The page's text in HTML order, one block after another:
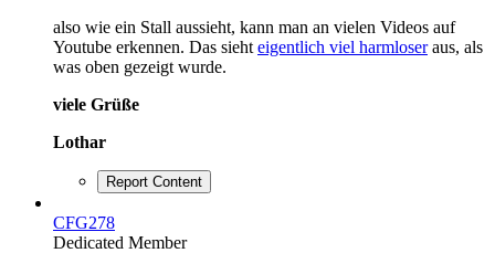
also wie ein Stall aussieht, kann man an vielen Videos auf
Youtube erkennen. Das sieht eigentlich viel harmloseraus, als
was oben gezeigt wurde.
viele Grüße
Lothar
Report Content
CFG278
Dedicated Member